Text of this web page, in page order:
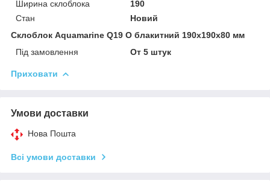
Ширина склоблока
190
Стан
Новий
Склоблок Aquamarine Q19 O блакитний 190х190х80 мм
Під замовлення
От 5 штук
Приховати
Умови доставки
Нова Пошта
Всі умови доставки